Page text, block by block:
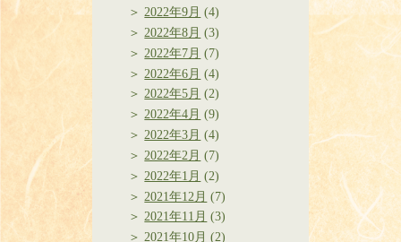
2022年9月 (4)
2022年8月 (3)
2022年7月 (7)
2022年6月 (4)
2022年5月 (2)
2022年4月 (9)
2022年3月 (4)
2022年2月 (7)
2022年1月 (2)
2021年12月 (7)
2021年11月 (3)
2021年10月 (2)